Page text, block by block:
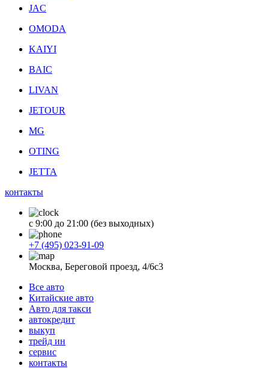
JAC
OMODA
KAIYI
BAIC
LIVAN
JETOUR
MG
OTING
JETTA
контакты
с 9:00 до 21:00 (без выходных)
+7 (495) 023-91-09
Москва, Береговой проезд, 4/6с3
Все авто
Китайские авто
Авто для такси
автокредит
выкуп
трейд ин
сервис
контакты